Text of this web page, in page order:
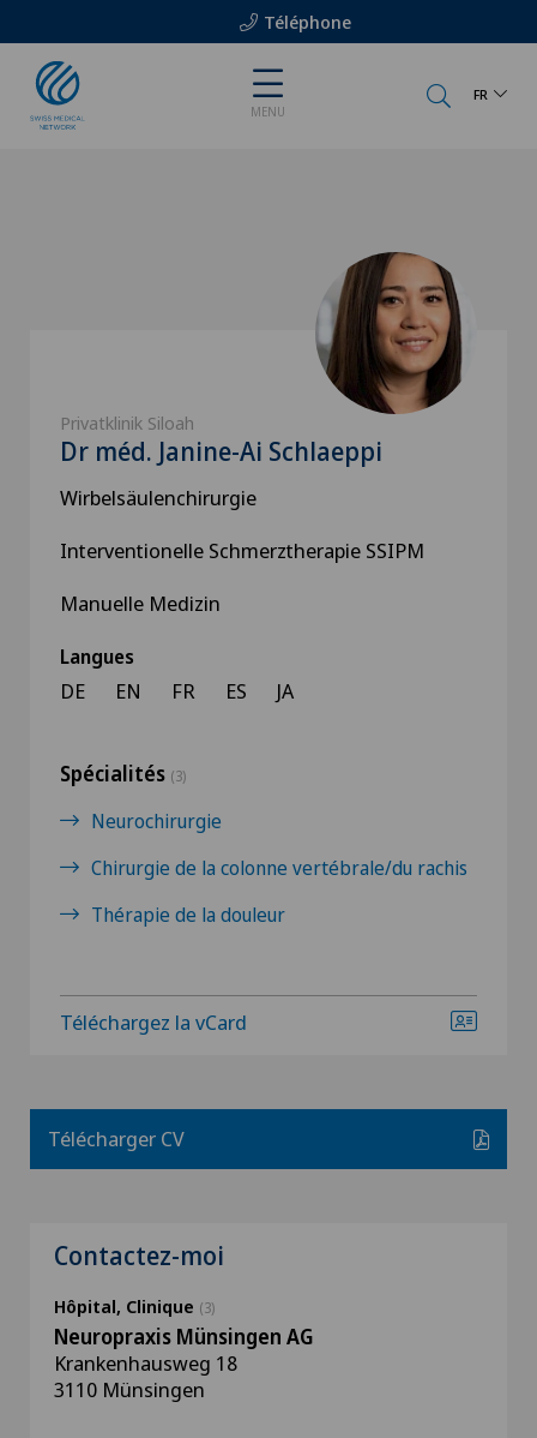
Téléphone
MENU
FR
Privatklinik Siloah
Dr méd. Janine-Ai Schlaeppi
Wirbelsäulenchirurgie
Interventionelle Schmerztherapie SSIPM
Manuelle Medizin
Langues
DE EN FR ES JA
Spécialités (3)
Neurochirurgie
Chirurgie de la colonne vertébrale/du rachis
Thérapie de la douleur
Téléchargez la vCard
Télécharger CV
Contactez-moi
Hôpital, Clinique (3)
Neuropraxis Münsingen AG
Krankenhausweg 18
3110 Münsingen